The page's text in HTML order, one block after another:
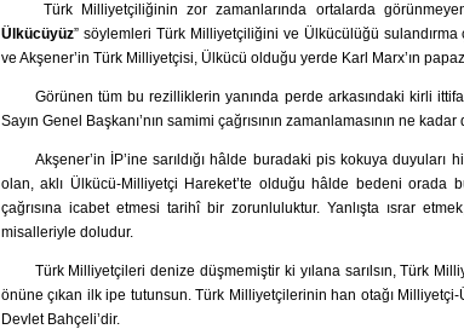
Türk Milliyetçiliğinin zor zamanlarında ortalarda
Ülkücüyüz” söylemleri Türk Milliyetçiliğini ve Ülkücülüğü sulandırma
ve Akşener’in Türk Milliyetçisi, Ülkücü olduğu yerde Karl Marx’ın
Görünen tüm bu rezilliklerin yanında perde arkasındaki kirli
Sayın Genel Başkanı’nın samimi çağrısının zamanlamasının ne
Akşener’in İP’ine sarıldığı hâlde buradaki pis kokuya duyuları
olan, aklı Ülkücü-Milliyetçi Hareket’te olduğu hâlde bedeni orada
çağrısına icabet etmesi tarihî bir zorunluluktur. Yanlışta ısrar
misalleriyle doludur.
Türk Milliyetçileri denize düşmemiştir ki yılana sarılsın, Türk
önüne çıkan ilk ipe tutunsun. Türk Milliyetçilerinin han otağı
Devlet Bahçeli’dir.